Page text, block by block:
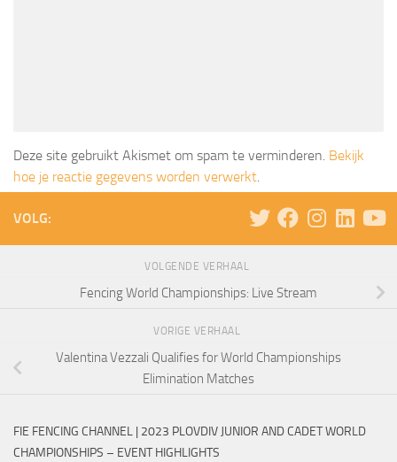
Deze site gebruikt Akismet om spam te verminderen. Bekijk
hoe je reactie gegevens worden verwerkt.
VOLG:
VOLGENDE VERHAAL
Fencing World Championships: Live Stream
VORIGE VERHAAL
Valentina Vezzali Qualifies for World Championships
Elimination Matches
FIE FENCING CHANNEL | 2023 PLOVDIV JUNIOR AND CADET WORLD
CHAMPIONSHIPS – EVENT HIGHLIGHTS